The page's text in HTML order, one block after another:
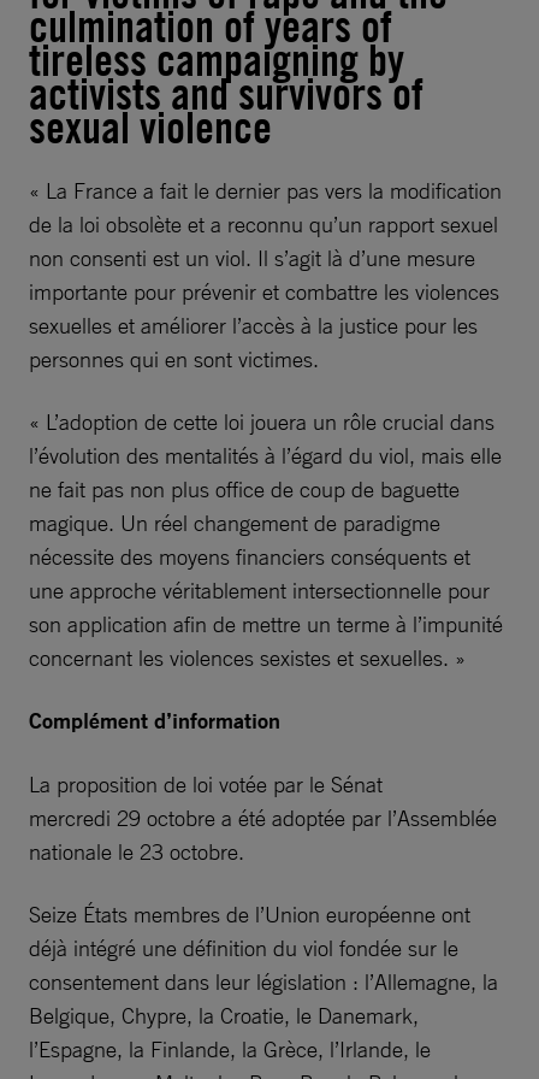
culmination of years of
tireless campaigning by
activists and survivors of
sexual violence
« La France a fait le dernier pas vers la modification
de la loi obsolète et a reconnu qu’un rapport sexuel
non consenti est un viol. Il s’agit là d’une mesure
importante pour prévenir et combattre les violences
sexuelles et améliorer l’accès à la justice pour les
personnes qui en sont victimes.
« L’adoption de cette loi jouera un rôle crucial dans
l’évolution des mentalités à l’égard du viol, mais elle
ne fait pas non plus office de coup de baguette
magique. Un réel changement de paradigme
nécessite des moyens financiers conséquents et
une approche véritablement intersectionnelle pour
son application afin de mettre un terme à l’impunité
concernant les violences sexistes et sexuelles. »
Complément d’information
La proposition de loi votée par le Sénat
mercredi 29 octobre a été adoptée par l’Assemblée
nationale le 23 octobre.
Seize États membres de l’Union européenne ont
déjà intégré une définition du viol fondée sur le
consentement dans leur législation : l’Allemagne, la
Belgique, Chypre, la Croatie, le Danemark,
l’Espagne, la Finlande, la Grèce, l’Irlande, le